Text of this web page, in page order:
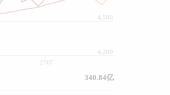
4,200
4,500
27/07
340.84亿